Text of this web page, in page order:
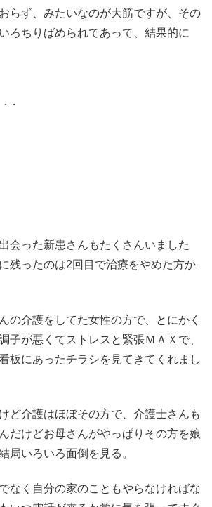
らず、みたいなのが大筋ですが、その
ろちりばめられてあって、結果的に
・
会った新患さんもたくさんいました
残ったのは2回目で治療をやめた方か
の介護をしてた女性の方で、とにかく
子が悪くてストレスと緊張ＭＡＸで、
板にあったチラシを見てきてくれまし
ど介護はほぼその方で、介護士さんも
だけどお母さんがやっぱりその方を娘
局いろいろ面倒を見る。
なく自分の家のこともやらなければな